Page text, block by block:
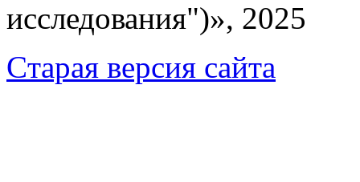
исследования")», 2025
Cтарая версия сайта